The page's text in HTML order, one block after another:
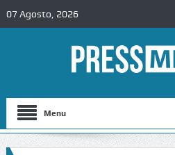
07 Agosto, 2026
Menu